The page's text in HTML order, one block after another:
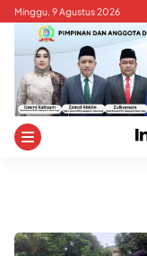
Skip
content
Minggu, 9 Agustus 2026